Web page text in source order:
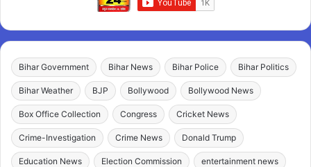
Bihar Government Bihar News Bihar Police Bihar Politics
Bihar Weather BJP Bollywood Bollywood News
Box Office Collection Congress Cricket News
Crime-Investigation Crime News Donald Trump
Education News Election Commission entertainment news